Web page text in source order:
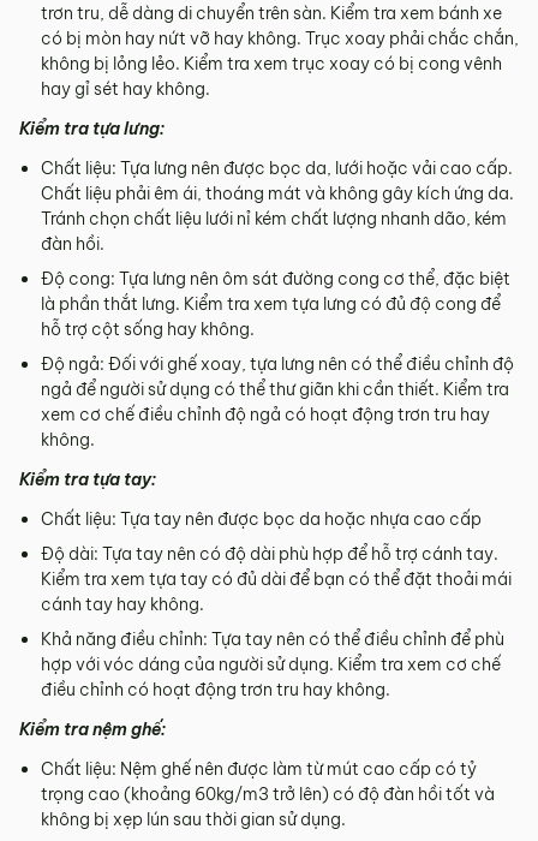
trơn tru, dễ dàng di chuyển trên sàn. Kiểm tra xem bánh xe
có bị mòn hay nứt vỡ hay không. Trục xoay phải chắc chắn,
không bị lỏng lẻo. Kiểm tra xem trục xoay có bị cong vênh
hay gỉ sét hay không.
Kiểm tra tựa lưng:
Chất liệu: Tựa lưng nên được bọc da, lưới hoặc vải cao cấp.
Chất liệu phải êm ái, thoáng mát và không gây kích ứng da.
Tránh chọn chất liệu lưới nỉ kém chất lượng nhanh dão, kém
đàn hồi.
Độ cong: Tựa lưng nên ôm sát đường cong cơ thể, đặc biệt
là phần thắt lưng. Kiểm tra xem tựa lưng có đủ độ cong để
hỗ trợ cột sống hay không.
Độ ngả: Đối với ghế xoay, tựa lưng nên có thể điều chỉnh độ
ngả để người sử dụng có thể thư giãn khi cần thiết. Kiểm tra
xem cơ chế điều chỉnh độ ngả có hoạt động trơn tru hay
không.
Kiểm tra tựa tay:
Chất liệu: Tựa tay nên được bọc da hoặc nhựa cao cấp
Độ dài: Tựa tay nên có độ dài phù hợp để hỗ trợ cánh tay.
Kiểm tra xem tựa tay có đủ dài để bạn có thể đặt thoải mái
cánh tay hay không.
Khả năng điều chỉnh: Tựa tay nên có thể điều chỉnh để phù
hợp với vóc dáng của người sử dụng. Kiểm tra xem cơ chế
điều chỉnh có hoạt động trơn tru hay không.
Kiểm tra nệm ghế:
Chất liệu: Nệm ghế nên được làm từ mút cao cấp có tỷ
trọng cao (khoảng 60kg/m3 trở lên) có độ đàn hồi tốt và
không bị xẹp lún sau thời gian sử dụng.